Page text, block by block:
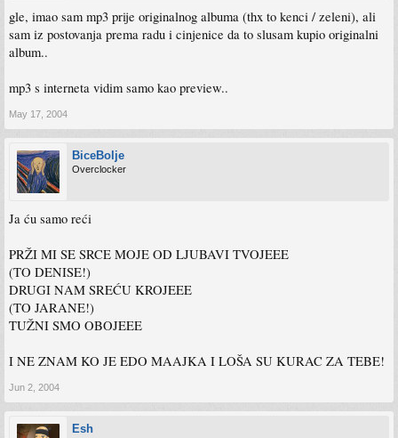
gle, imao sam mp3 prije originalnog albuma (thx to kenci / zeleni), ali
sam iz postovanja prema radu i cinjenice da to slusam kupio originalni
album..
mp3 s interneta vidim samo kao preview..
May 17, 2004
BiceBolje
Overclocker
Ja ću samo reći
PRŽI MI SE SRCE MOJE OD LJUBAVI TVOJEEE
(TO DENISE!)
DRUGI NAM SREĆU KROJEEE
(TO JARANE!)
TUŽNI SMO OBOJEEE
I NE ZNAM KO JE EDO MAAJKA I LOŠA SU KURAC ZA TEBE!
Jun 2, 2004
Esh